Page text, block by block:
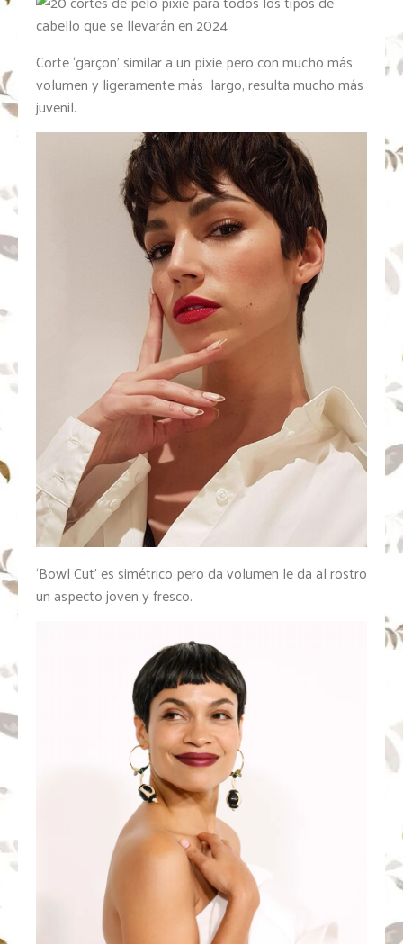
Corte ‘garçon’ similar a un pixie pero con mucho más
volumen y ligeramente más largo, resulta mucho más
juvenil.
‘Bowl Cut’ es simétrico pero da volumen le da al rostro
un aspecto joven y fresco.